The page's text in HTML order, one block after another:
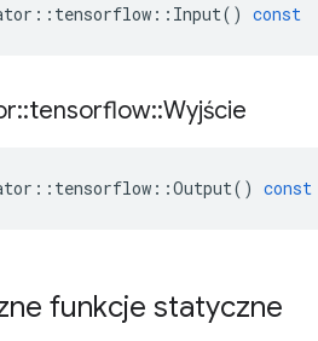
:: tensorflow :: Input() const
::tensorflow::Wyjście
:: tensorflow ::Output() const
funkcje statyczne